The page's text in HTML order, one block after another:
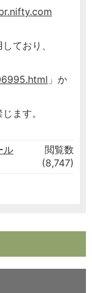
ており、
」か
ます。
ル
閲覧数
(8,747)